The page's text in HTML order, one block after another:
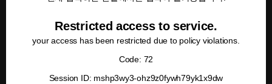
Restricted access to service.
your access has been restricted due to policy violations.
Code: 72
Session ID: mshp3wy3-ohz9z0fywh79yk1x9dw